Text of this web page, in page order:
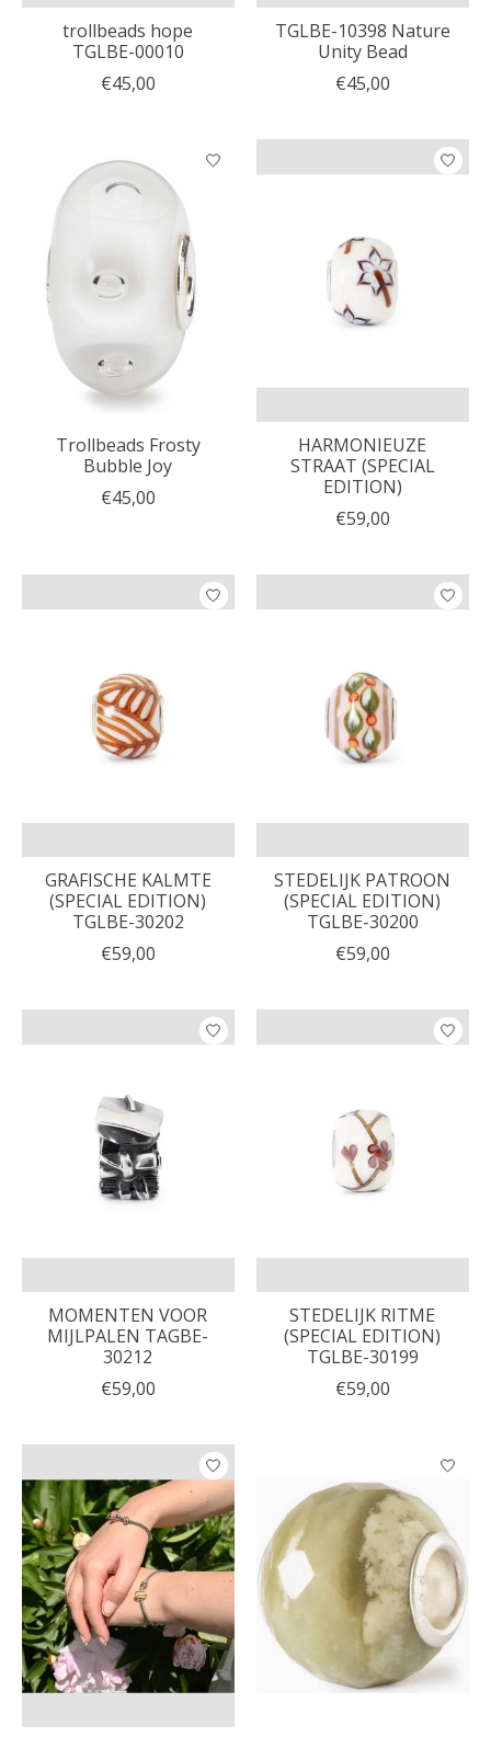
trollbeads hope
TGLBE-00010
€45,00
TGLBE-10398 Nature
Unity Bead
€45,00
Trollbeads Frosty
Bubble Joy
€45,00
HARMONIEUZE
STRAAT (SPECIAL
EDITION)
€59,00
GRAFISCHE KALMTE
(SPECIAL EDITION)
TGLBE-30202
€59,00
STEDELIJK PATROON
(SPECIAL EDITION)
TGLBE-30200
€59,00
MOMENTEN VOOR
MIJLPALEN TAGBE-
30212
€59,00
STEDELIJK RITME
(SPECIAL EDITION)
TGLBE-30199
€59,00